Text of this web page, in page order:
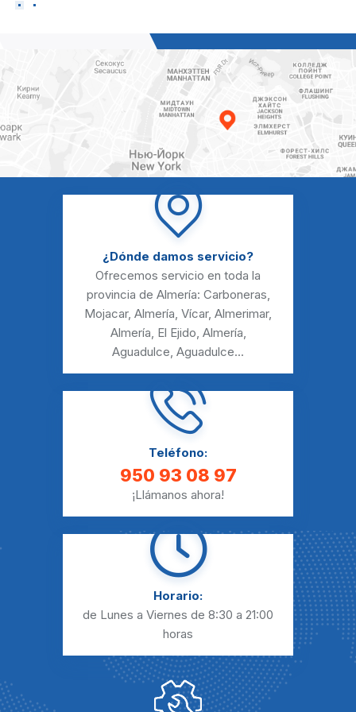
¿Dónde damos servicio?
Ofrecemos servicio en toda la
provincia de Almería: Carboneras,
Mojacar, Almería, Vícar, Almerimar,
Almería, El Ejido, Almería,
Aguadulce, Aguadulce...
Teléfono:
950 93 08 97
¡Llámanos ahora!
Horario:
de Lunes a Viernes de 8:30 a 21:00
horas